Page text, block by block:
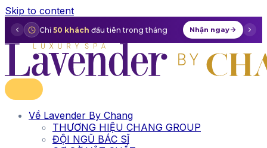
Skip to content
Chỉ 50 khách đầu tiên trong tháng Nhận ngay
Về Lavender By Chang
THƯƠNG HIỆU CHANG GROUP
ĐỘI NGŨ BÁC SĨ